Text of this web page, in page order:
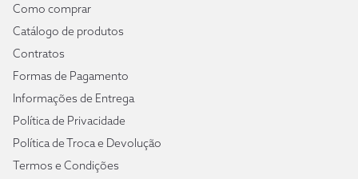
Como comprar
Catálogo de produtos
Contratos
Formas de Pagamento
Informações de Entrega
Política de Privacidade
Política de Troca e Devolução
Termos e Condições